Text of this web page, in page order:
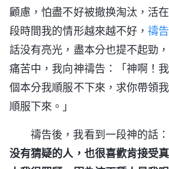
顧慮，怕盡不好被撤换淘汰，活
段時間我的情形越來越不好，禱告
話没有亮光，盡本分也提不起勁
痛苦中，我向神禱告：「神啊！
個本分我順服不下來，求你帶領
順服下來。」
禱告後，我看到一段神的話
没有猜疑的人，也很喜歡肯接受